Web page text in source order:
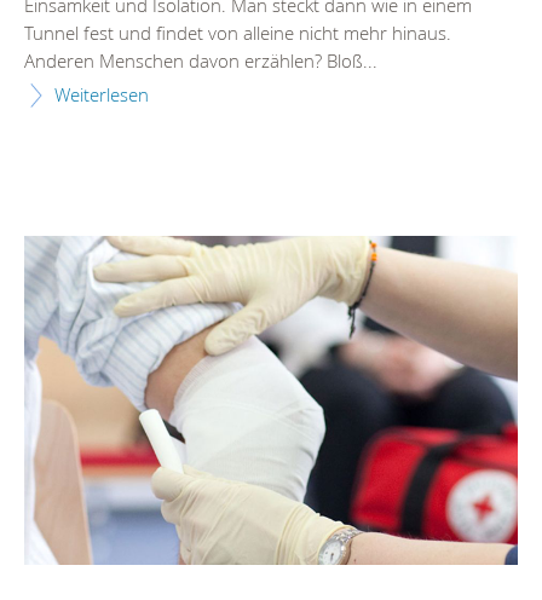
Einsamkeit und Isolation. Man steckt dann wie in einem
Tunnel fest und findet von alleine nicht mehr hinaus.
Anderen Menschen davon erzählen? Bloß...
Weiterlesen